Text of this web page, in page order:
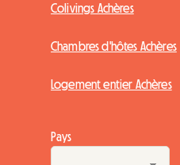
Colivings Achères
Chambres d'hôtes Achères
Logement entier Achères
Pays